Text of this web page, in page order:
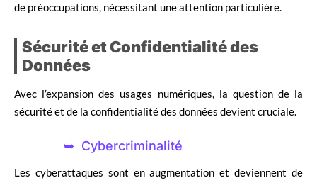
de préoccupations, nécessitant une attention particulière.
Sécurité et Confidentialité des
Données
Avec l’expansion des usages numériques, la question de la
sécurité et de la confidentialité des données devient cruciale.
Cybercriminalité
Les cyberattaques sont en augmentation et deviennent de